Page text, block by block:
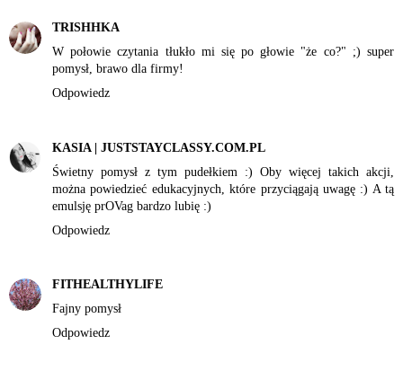
TRISHHKA
W połowie czytania tłukło mi się po głowie "że co?" ;) super
pomysł, brawo dla firmy!
Odpowiedz
KASIA | JUSTSTAYCLASSY.COM.PL
Świetny pomysł z tym pudełkiem :) Oby więcej takich akcji,
można powiedzieć edukacyjnych, które przyciągają uwagę :) A tą
emulsję prOVag bardzo lubię :)
Odpowiedz
FITHEALTHYLIFE
Fajny pomysł
Odpowiedz